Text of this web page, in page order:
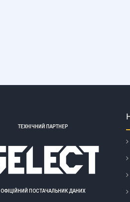
ТЕХНІЧНИЙ ПАРТНЕР
ОФІЦІЙНИЙ ПОСТАЧАЛЬНИК ДАНИХ